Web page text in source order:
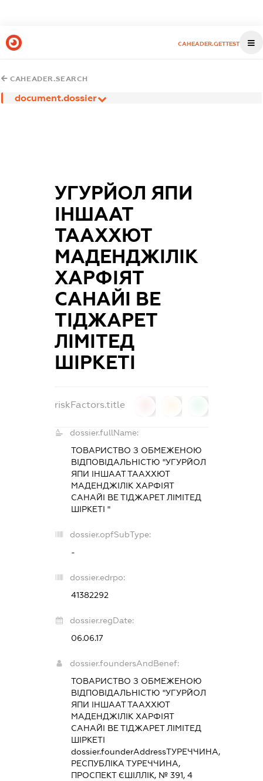
CAHEADER.GETTEST
CAHEADER.SEARCH
document.dossier
УГУРЙОЛ ЯПИ
ІНШААТ
ТААХХЮТ
МАДЕНДЖІЛІК
ХАРФІЯТ
САНАЙІ ВЕ
ТІДЖАРЕТ
ЛІМІТЕД
ШІРКЕТІ
riskFactors.title
dossier.fullName:
ТОВАРИСТВО З ОБМЕЖЕНОЮ
ВІДПОВІДАЛЬНІСТЮ "УГУРЙОЛ
ЯПИ ІНШААТ ТААХХЮТ
МАДЕНДЖІЛІК ХАРФІЯТ
САНАЙІ ВЕ ТІДЖАРЕТ ЛІМІТЕД
ШІРКЕТІ "
dossier.opfSubType:
-
dossier.edrpo:
41382292
dossier.regDate:
06.06.17
dossier.foundersAndBenef:
ТОВАРИСТВО З ОБМЕЖЕНОЮ
ВІДПОВІДАЛЬНІСТЮ "УГУРЙОЛ
ЯПИ ІНШААТ ТААХХЮТ
МАДЕНДЖІЛІК ХАРФІЯТ
САНАЙІ ВЕ ТІДЖАРЕТ ЛІМІТЕД
ШІРКЕТІ
dossier.founderAddressТУРЕЧЧИНА,
РЕСПУБЛІКА ТУРЕЧЧИНА,
ПРОСПЕКТ ЄШІЛЛІК, № 391, 4